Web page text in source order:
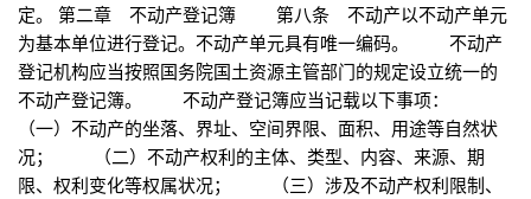
定。 第二章 不动产登记簿 第八条 不动产以不动产单元
为基本单位进行登记。不动产单元具有唯一编码。 不动产
登记机构应当按照国务院国土资源主管部门的规定设立统一的
不动产登记簿。 不动产登记簿应当记载以下事项：
（一）不动产的坐落、界址、空间界限、面积、用途等自然状
况； （二）不动产权利的主体、类型、内容、来源、期
限、权利变化等权属状况； （三）涉及不动产权利限制、